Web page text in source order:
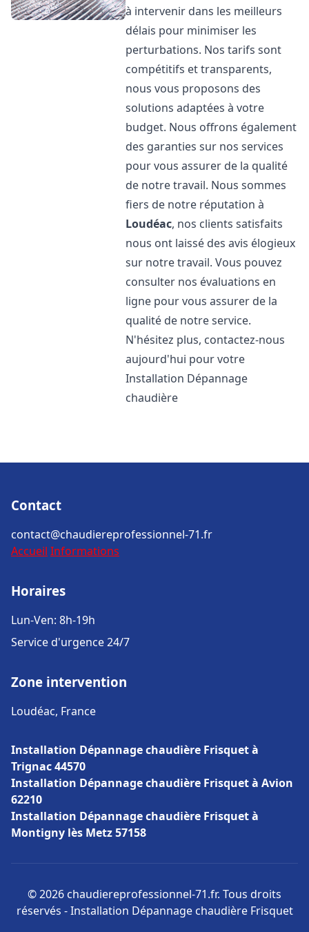
à intervenir dans les meilleurs
délais pour minimiser les
perturbations. Nos tarifs sont
compétitifs et transparents,
nous vous proposons des
solutions adaptées à votre
budget. Nous offrons également
des garanties sur nos services
pour vous assurer de la qualité
de notre travail. Nous sommes
fiers de notre réputation à
Loudéac, nos clients satisfaits
nous ont laissé des avis élogieux
sur notre travail. Vous pouvez
consulter nos évaluations en
ligne pour vous assurer de la
qualité de notre service.
N'hésitez plus, contactez-nous
aujourd'hui pour votre
Installation Dépannage
chaudière
Contact
contact@chaudiereprofessionnel-71.fr
Accueil Informations
Horaires
Lun-Ven: 8h-19h
Service d'urgence 24/7
Zone intervention
Loudéac, France
Installation Dépannage chaudière Frisquet à
Trignac 44570
Installation Dépannage chaudière Frisquet à Avion
62210
Installation Dépannage chaudière Frisquet à
Montigny lès Metz 57158
© 2026 chaudiereprofessionnel-71.fr. Tous droits
réservés - Installation Dépannage chaudière Frisquet